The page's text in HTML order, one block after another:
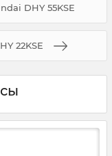
DHY 55KSE
22KSE